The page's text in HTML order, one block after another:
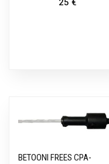
25 €
BETOONI FREES CPA-